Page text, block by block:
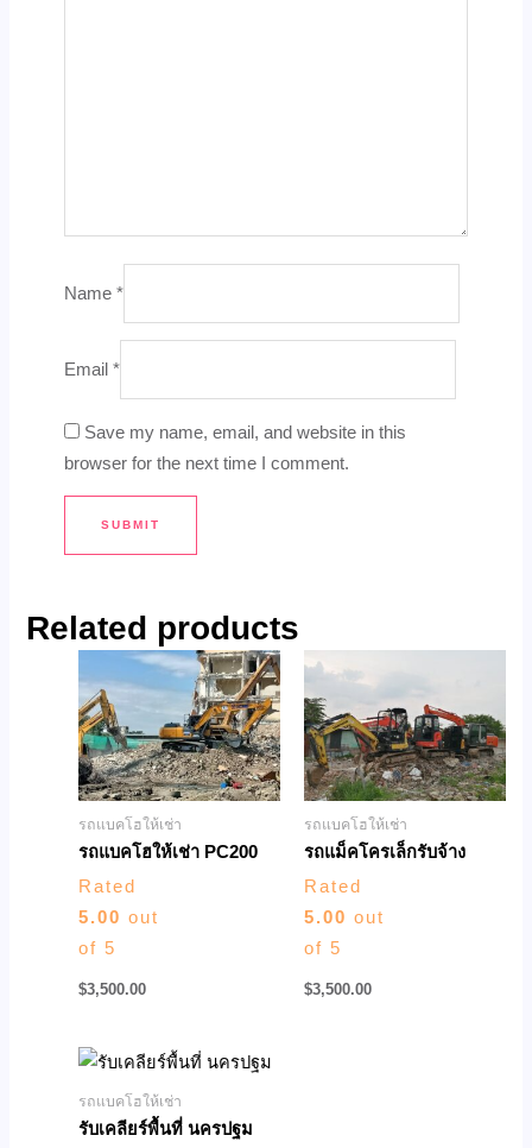
Name *
Email *
Save my name, email, and website in this
browser for the next time I comment.
Related products
รถแบคโฮให้เช่า
รถแบคโฮให้เช่า PC200
Rated
5.00 out
of 5
$3,500.00
รถแบคโฮให้เช่า
รถแม็คโครเล็กรับจ้าง
Rated
5.00 out
of 5
$3,500.00
รถแบคโฮให้เช่า
รับเคลียร์พื้นที่ นครปฐม